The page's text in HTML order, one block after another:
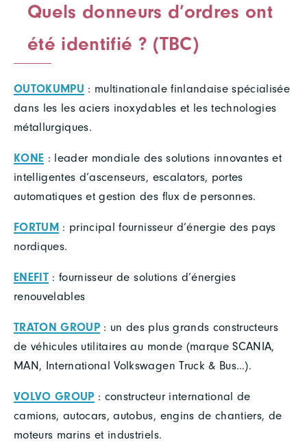
Quels donneurs d’ordres ont
été identifié ? (TBC)
OUTOKUMPU : multinationale finlandaise spécialisée
dans les les aciers inoxydables et les technologies
métallurgiques.
KONE : leader mondiale des solutions innovantes et
intelligentes d’ascenseurs, escalators, portes
automatiques et gestion des flux de personnes.
FORTUM : principal fournisseur d’énergie des pays
nordiques.
ENEFIT : fournisseur de solutions d’énergies
renouvelables
TRATON GROUP : un des plus grands constructeurs
de véhicules utilitaires au monde (marque SCANIA,
MAN, International Volkswagen Truck & Bus…).
VOLVO GROUP : constructeur international de
camions, autocars, autobus, engins de chantiers, de
moteurs marins et industriels.